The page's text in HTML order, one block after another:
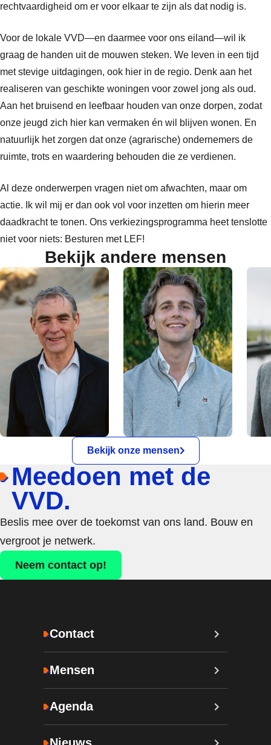
rechtvaardigheid om er voor elkaar te zijn als dat nodig is.
Voor de lokale VVD—en daarmee voor ons eiland—wil ik
graag de handen uit de mouwen steken. We leven in een tijd
met stevige uitdagingen, ook hier in de regio. Denk aan het
realiseren van geschikte woningen voor zowel jong als oud.
Aan het bruisend en leefbaar houden van onze dorpen, zodat
onze jeugd zich hier kan vermaken én wil blijven wonen. En
natuurlijk het zorgen dat onze (agrarische) ondernemers de
ruimte, trots en waardering behouden die ze verdienen.
Al deze onderwerpen vragen niet om afwachten, maar om
actie. Ik wil mij er dan ook vol voor inzetten om hierin meer
daadkracht te tonen. Ons verkiezingsprogramma heet tenslotte
niet voor niets: Besturen met LEF!
Bekijk andere mensen
Bekijk onze mensen
Meedoen met de
VVD.
Beslis mee over de toekomst van ons land. Bouw en
vergroot je netwerk.
Neem contact op!
Contact
Mensen
Agenda